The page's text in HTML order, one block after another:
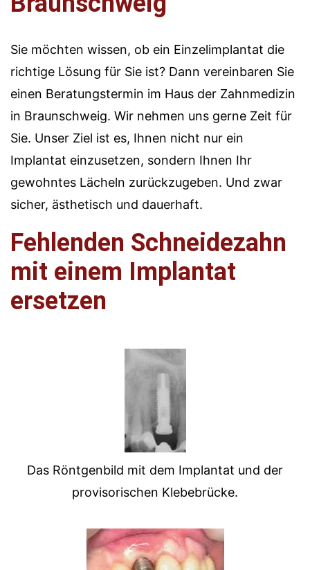
Sie möchten wissen, ob ein Einzelimplantat die
richtige Lösung für Sie ist? Dann vereinbaren Sie
einen Beratungstermin im Haus der Zahnmedizin
in Braunschweig. Wir nehmen uns gerne Zeit für
Sie. Unser Ziel ist es, Ihnen nicht nur ein
Implantat einzusetzen, sondern Ihnen Ihr
gewohntes Lächeln zurückzugeben. Und zwar
sicher, ästhetisch und dauerhaft.
Fehlenden Schneidezahn
mit einem Implantat
ersetzen
Das Röntgenbild mit dem Implantat und der
provisorischen Klebebrücke.